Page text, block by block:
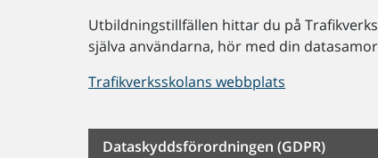
Utbildningstillfällen hittar du på
själva användarna, hör med din
Trafikverksskolans webbplats
Dataskyddsförordningen (GDPR)